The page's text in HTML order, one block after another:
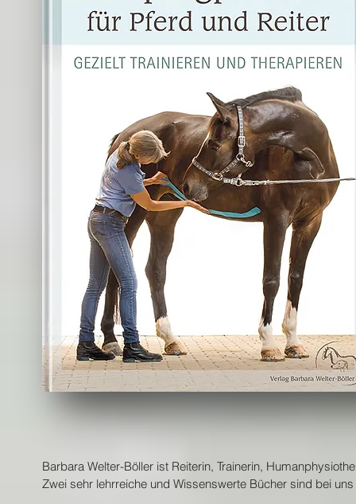
Barbara Welter-Böller ist Reiterin, Trainerin,
Zwei sehr lehrreiche und Wissenswerte Bücher sind bei